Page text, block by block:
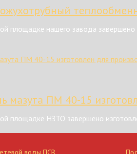
площадке нашего завода
мазута ПМ 40-15
площадке НЗТО завершено